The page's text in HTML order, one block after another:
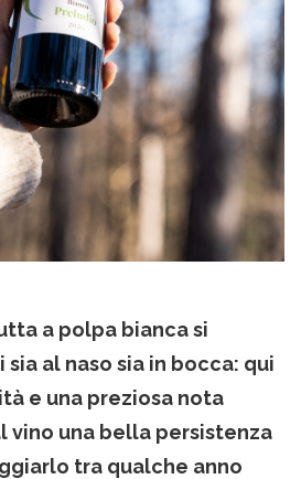
a polpa bianca si
al naso sia in bocca: qui
e una preziosa nota
vino una bella persistenza
tra qualche anno